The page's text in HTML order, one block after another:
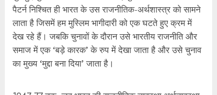
बढ़ने का समय है। इस दौरान वह राज्यों को पुनर्संयोजित करती है
और पड़ोसी देशों के साथ युद्ध में उलझी हुई दिखती है। इस दौरान
भी मुस्लिम समुदाय का प्रतिनिधित्व काफी संकट में दिखता है।
इस समय तक अन्य धार्मिक समुदायों और राष्ट्रीयताओं के
प्रतिनिधित्व का भी संकट है जिससे इस समय तक उनके संगठित